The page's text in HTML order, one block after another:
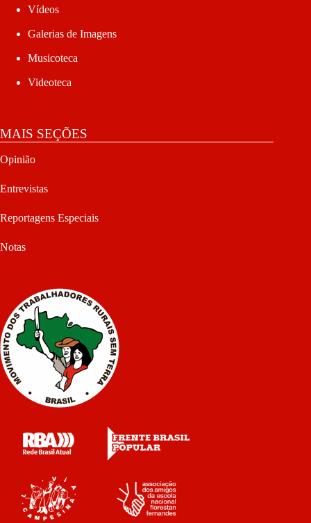
Vídeos
Galerias de Imagens
Musicoteca
Videoteca
MAIS SEÇÕES
Opinião
Entrevistas
Reportagens Especiais
Notas